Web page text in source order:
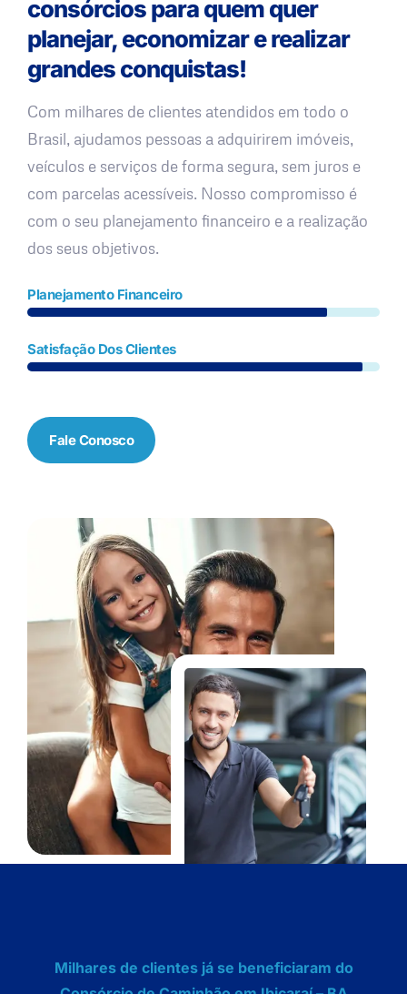
consórcios para quem quer
planejar, economizar e realizar
grandes conquistas!
Com milhares de clientes atendidos em todo o
Brasil, ajudamos pessoas a adquirirem imóveis,
veículos e serviços de forma segura, sem juros e
com parcelas acessíveis. Nosso compromisso é
com o seu planejamento financeiro e a realização
dos seus objetivos.
Planejamento Financeiro
Satisfação Dos Clientes
Fale Conosco
Milhares de clientes já se beneficiaram do